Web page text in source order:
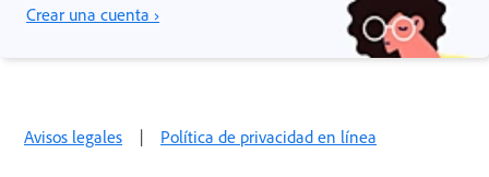
Crear una cuenta ›
Avisos legales | Política de privacidad en línea